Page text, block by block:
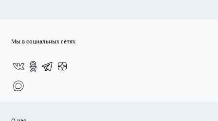
Мы в социальных сетях